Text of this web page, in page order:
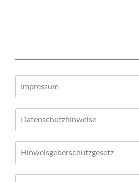
Impressum
Datenschutzhinweise
Hinweisgeberschutzgesetz